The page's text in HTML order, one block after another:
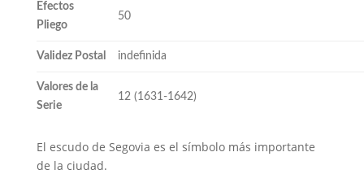
Efectos
Pliego
50
Validez Postal indefinida
Valores de la
Serie
12 (1631-1642)
El escudo de Segovia es el símbolo más importante
de la ciudad.